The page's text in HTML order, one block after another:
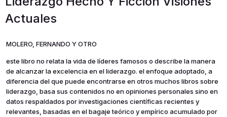
Actuales
MOLERO, FERNANDO Y OTRO
este libro no relata la vida de líderes famosos o describe la manera
de alcanzar la excelencia en el liderazgo. el enfoque adoptado, a
diferencia del que puede encontrarse en otros muchos libros sobre
liderazgo, basa sus contenidos no en opiniones personales sino en
datos respaldados por investigaciones científicas recientes y
relevantes, basadas en el bagaje teórico y empírico acumulado por